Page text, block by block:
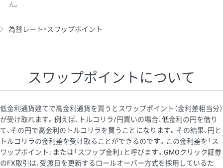
ん。
為替レート・スワップポイント
スワップポイントについて
低金利通貨建てで高金利通貨を買うとスワップポイント（金利差相当分）
が受け取れます。例えば、トルコリラ/円買いの場合、低金利の円を借り
て、その円で高金利のトルコリラを買うことになります。その結果、円と
トルコリラの金利差を受け取ることができるのです。この金利差を「ス
ワップポイント」または「スワップ金利」と呼びます。GMOクリック証券
のFX取引は、受渡日を更新するロールオーバー方式を採用しているた